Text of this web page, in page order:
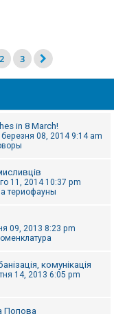
2 3
in 8 March!
08, 2014 9:14 am
11, 2014 10:37 pm
териофауны
09, 2013 8:23 pm
комунікація
14, 2013 6:05 pm
Попова